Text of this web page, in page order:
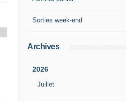
Sorties week-end
Archives
2026
Juillet